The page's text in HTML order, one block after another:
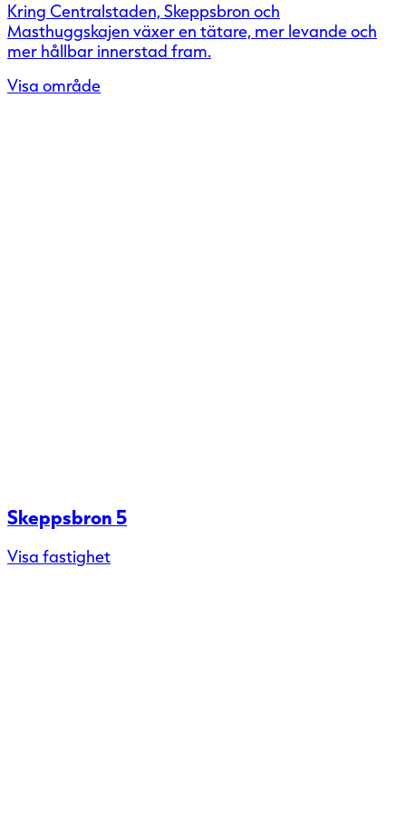
Kring Centralstaden, Skeppsbron och
Masthuggskajen växer en tätare, mer levande och
mer hållbar innerstad fram.
Visa område
Skeppsbron 5
Visa fastighet